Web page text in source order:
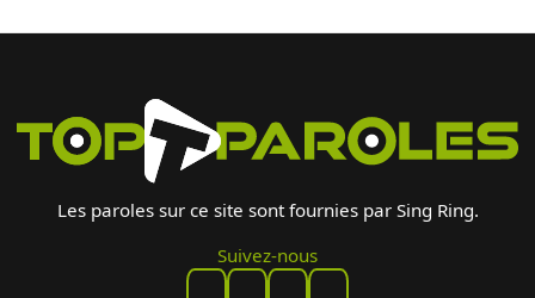
Les paroles sur ce site sont fournies par Sing Ring.
Suivez-nous